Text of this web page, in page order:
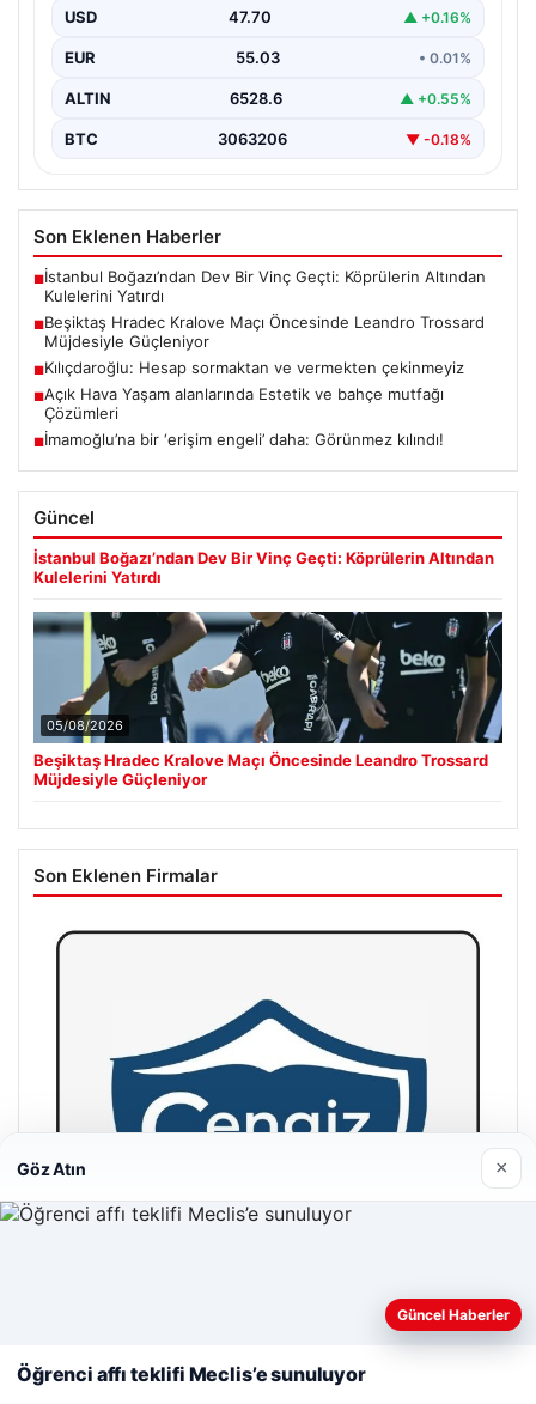
Türk futbolunun köklü kulüplerinden Beşiktaş, UEFA
USD 47.70 ▲ +0.16%
EUR 55.03 • 0.01%
ALTIN 6528.6 ▲ +0.55%
BTC 3063206 ▼ -0.18%
Son Eklenen Haberler
■İstanbul Boğazı’ndan Dev Bir Vinç Geçti: Köprülerin Altından
Kulelerini Yatırdı
■Beşiktaş Hradec Kralove Maçı Öncesinde Leandro Trossard
Müjdesiyle Güçleniyor
■Kılıçdaroğlu: Hesap sormaktan ve vermekten çekinmeyiz
■Açık Hava Yaşam alanlarında Estetik ve bahçe mutfağı
Çözümleri
■İmamoğlu’na bir ‘erişim engeli’ daha: Görünmez kılındı!
Güncel
İstanbul Boğazı’ndan Dev Bir Vinç Geçti: Köprülerin Altından
Kulelerini Yatırdı
05/08/2026
Beşiktaş Hradec Kralove Maçı Öncesinde Leandro Trossard
Müjdesiyle Güçleniyor
Son Eklenen Firmalar
deneyiminizi kişiselleştirmek ve geliştirmek amacıyla çerezler
Reddet Kabul Et
Göz Atın ×
Güncel Haberler
Öğrenci affı teklifi Meclis’e sunuluyor